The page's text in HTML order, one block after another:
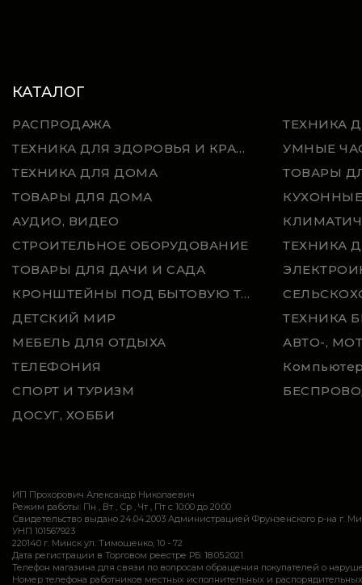
КАТАЛОГ
РАСПРОДАЖА
ТЕХНИКА
ТЕХНИКА ДЛЯ ЗДОРОВЬЯ И КРАСОТЫ
УМНЫЕ
ТЕХНИКА ДЛЯ ДОМА
ТОВАРЫ ДЛЯ ДОМА
АУДИО, ВИДЕО
СТРОИТЕЛЬНОЕ ОБОРУДОВАНИЕ
ТЕХНИКА
ТОВАРЫ ДЛЯ ДАЧИ И САДА
КРОНШТЕЙНЫ ПОД БЫТОВУЮ ТЕХНИКУ
ДЕТСКИЙ МИР
МЕБЕЛЬ ДЛЯ ОТДЫХА
АВТО-,
ТЕЛЕФОНИЯ
СПОРТ И ТУРИЗМ
ДОСУГ, ХОББИ
ИП Прохорович Александр Николаевич
Режим работы: Пн , Вт , Ср , Чт , Пт c 10:00 до 20:00
Свидетельство выдано 24.04.2003 Администрацией Фрунзенского р-на г.
УНП 101567923
220140 г. Минск ул. Тимошенко, 10 - 72
Дата регистрации в Торговом реестре РБ: 18.05.2021
Телефон магазина для связи по вопросам обращения покупателей о
Номер телефона работников местных исполнительных и